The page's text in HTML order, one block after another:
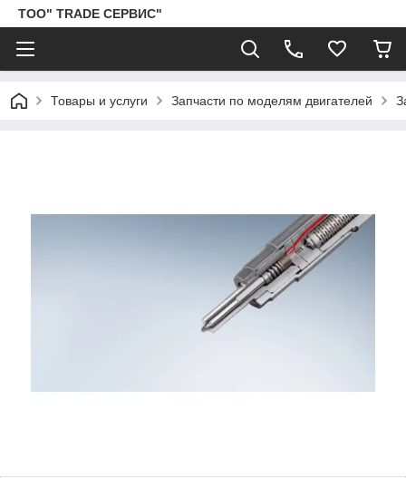
ТОО" TRADE СЕРВИС"
Товары и услуги Запчасти по моделям двигателей